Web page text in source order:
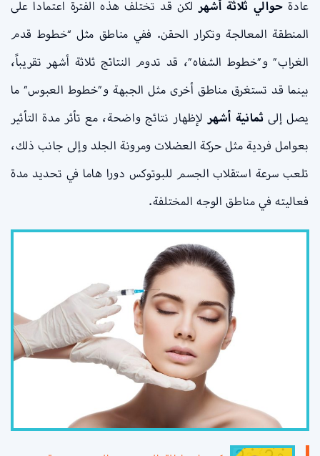
عادة حوالي ثلاثة أشهر لكن قد تختلف هذه الفترة اعتمادا على
المنطقة المعالجة وتكرار الحقن. ففي مناطق مثل “خطوط قدم
الغراب” و”خطوط الشفاه”، قد تدوم النتائج ثلاثة أشهر تقريباً،
بينما قد تستغرق مناطق أخرى مثل الجبهة و”خطوط العبوس” ما
يصل إلى ثمانية أشهر لإظهار نتائج واضحة، مع تأثر مدة التأثير
بعوامل فردية مثل حركة العضلات ومرونة الجلد وإلى جانب ذلك،
تلعب سرعة استقلاب الجسم للبوتوكس دورا هاما في تحديد مدة
فعاليته في مناطق الوجه المختلفة.